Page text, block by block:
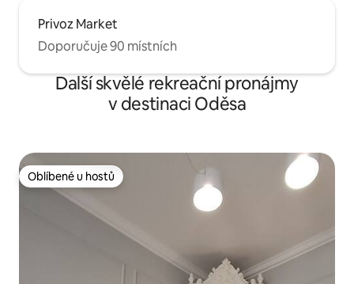
Privoz Market
Doporučuje 90 místních
Další skvělé rekreační pronájmy
v destinaci Oděsa
Oblíbené u hostů
Oblíbené u hostů